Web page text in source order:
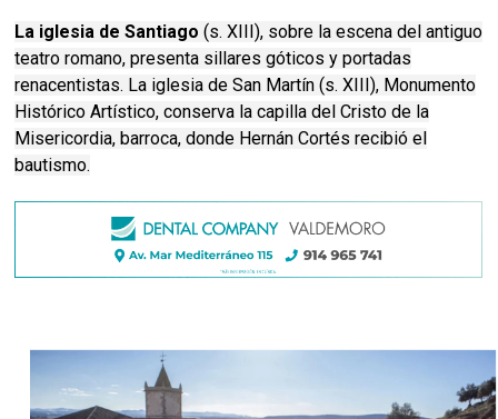
La iglesia de Santiago (s. XIII), sobre la escena del antiguo
teatro romano, presenta sillares góticos y portadas
renacentistas. La iglesia de San Martín (s. XIII), Monumento
Histórico Artístico, conserva la capilla del Cristo de la
Misericordia, barroca, donde Hernán Cortés recibió el
bautismo.